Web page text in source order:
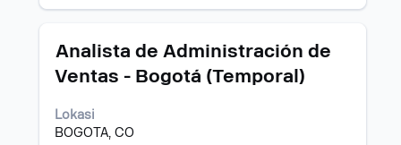
kerja.
Jawatan
Analista de Administración de
Ventas - Bogotá (Temporal)
Lokasi
BOGOTA, CO
Pilih
bar
untuk
melihat